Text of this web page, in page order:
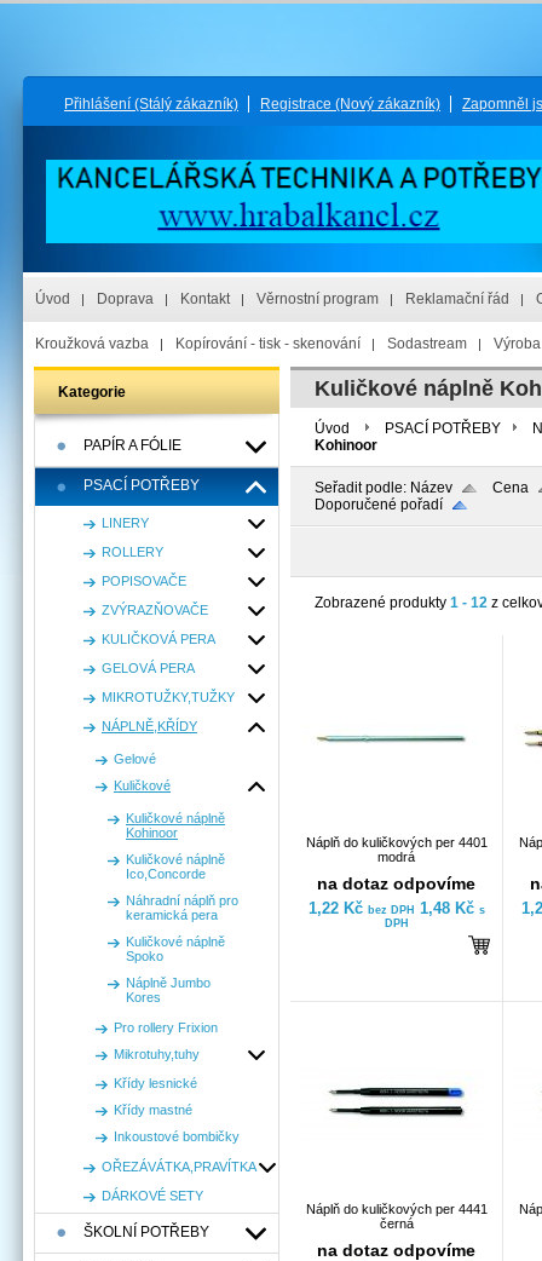
Přihlášení (Stálý zákazník) Registrace (Nový zákazník) Zapomněl
Úvod Doprava Kontakt Věrnostní program Reklamační řád
Kroužková vazba Kopírování - tisk - skenování Sodastream
Kategorie
PAPÍR A FÓLIE
PSACÍ POTŘEBY
LINERY
ROLLERY
POPISOVAČE
ZVÝRAZŇOVAČE
KULIČKOVÁ PERA
GELOVÁ PERA
MIKROTUŽKY,TUŽKY
NÁPLNĚ,KŘÍDY
Gelové
Kuličkové
Kuličkové náplně
Kohinoor
Kuličkové náplně
Ico,Concorde
Náhradní náplň pro
keramická pera
Kuličkové náplně
Spoko
Náplně Jumbo
Kores
Pro rollery Frixion
Mikrotuhy,tuhy
Křídy lesnické
Křídy mastné
Inkoustové bombičky
OŘEZÁVÁTKA,PRAVÍTKA
DÁRKOVÉ SETY
ŠKOLNÍ POTŘEBY
Kuličkové náplně
Úvod PSACÍ POTŘEBY
Kohinoor
Seřadit podle: Název
Cena
Doporučené pořadí
Zobrazené produkty 1 - 12 z
Náplň do kuličkových per 4401
modrá
na dotaz odpovíme
1,22 Kč bez DPH 1,48 Kč s
DPH
Náplň do kuličkových per 4441
černá
na dotaz odpovíme